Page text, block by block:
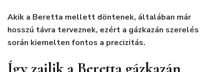
Akik a Beretta mellett döntenek, általában már
hosszú távra terveznek, ezért a gázkazán szerelés
során kiemelten fontos a precizitás.